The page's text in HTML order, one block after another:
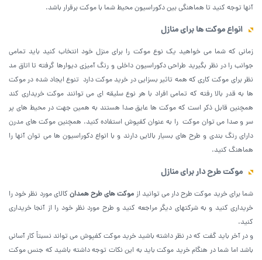
آنها توجه کنید تا هماهنگی بین دکوراسیون محیط شما با موکت برقرار باشد.
انواع موکت ها برای منازل
زمانی که شما می خواهید یک نوع موکت را برای منزل خود انتخاب کنید باید تمامی
جوانب را در نظر بگیرید طراحی دکوراسیون داخلی و رنگ آمیزی دیوارها گرفته تا اتاق مد
نظر برای موکت کاری که همه تاثیر بسزایی در خرید موکت دارد تنوع ایجاد شده در موکت
ها به قدر بالا رفته که تمامی افراد با هر نوع سلیقه ای می توانند موکت خریداری کند
همچنین قابل ذکر است که موکت ها عایق صدا هستند به همین جهت در محیط‌ های پر
سر و صدا می توان موکت را به عنوان کفپوش استفاده کنید. همچنین موکت های مدرن
دارای رنگ بندی و طرح های بسیار بالایی دارند و با انواع دکوراسیون ها می توان آنها را
هماهنگ کنید.
موکت طرح دار برای منازل
شما برای خرید موکت طرح دار می توانید از موکت های طرح همدان کالای مورد نظر خود را
خریداری کنید و به شرکتهای دیگر مراجعه کنید و طرح مورد نظر خود را از آنجا خریداری
کنید.
و در آخر باید گفت که در نظر داشته باشید خرید موکت کفپوش می‌ تواند نسبتاً کار آسانی
باشد اما شما در هنگام خرید موکت باید به این نکات توجه داشته باشید که جنس موکت